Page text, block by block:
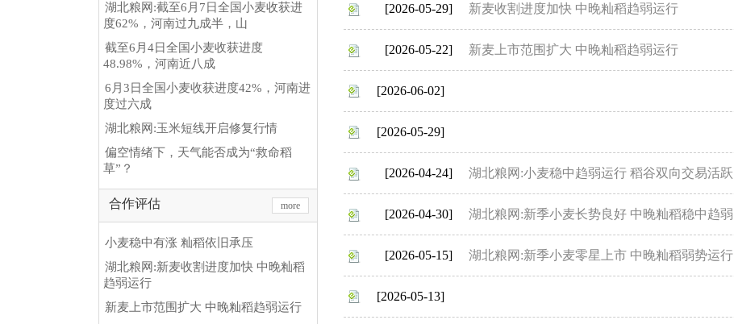
湖北粮网:截至6月7日全国小麦收获进
度62%，河南过九成半，山
截至6月4日全国小麦收获进度
48.98%，河南近八成
6月3日全国小麦收获进度42%，河南进
度过六成
湖北粮网:玉米短线开启修复行情
偏空情绪下，天气能否成为“救命稻
草”？
合作评估 more
小麦稳中有涨 籼稻依旧承压
湖北粮网:新麦收割进度加快 中晚籼稻
趋弱运行
新麦上市范围扩大 中晚籼稻趋弱运行
新麦收割进度加快 中晚籼稻趋弱运行
[2026-05-29]
新麦上市范围扩大 中晚籼稻趋弱运行
[2026-05-22]
[2026-06-02]
[2026-05-29]
湖北粮网:小麦稳中趋弱运行 稻谷双向交易活跃
[2026-04-24]
湖北粮网:新季小麦长势良好 中晚籼稻稳中趋弱
[2026-04-30]
湖北粮网:新季小麦零星上市 中晚籼稻弱势运行
[2026-05-15]
[2026-05-13]